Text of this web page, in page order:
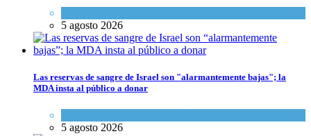
5 agosto 2026
Las reservas de sangre de Israel son "alarmantemente bajas"; la
MDA insta al público a donar
5 agosto 2026